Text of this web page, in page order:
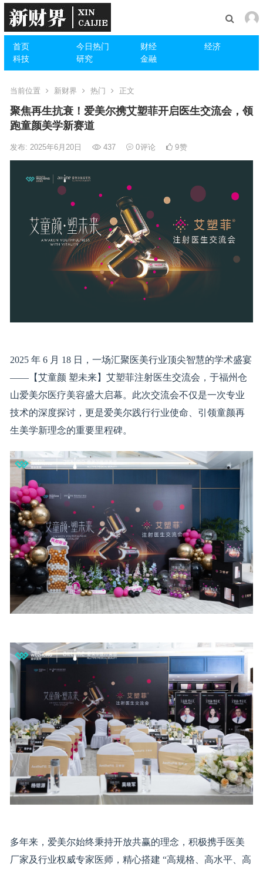
首页 今日热门 财经
经济
科技
研究 金融
当前位置 新财界 热门 正文
聚焦再生抗衰！爱美尔携艾塑菲开启医生交流会，领
跑童颜美学新赛道
发布: 2025年6月20日 437 0评论 9赞
2025 年 6 月 18 日，一场汇聚医美行业顶尖智慧的学术盛宴
——【艾童颜 塑未来】艾塑菲注射医生交流会，于福州仓
山爱美尔医疗美容盛大启幕。此次交流会不仅是一次专业
技术的深度探讨，更是爱美尔践行行业使命、引领童颜再
生美学新理念的重要里程碑。
多年来，爱美尔始终秉持开放共赢的理念，积极携手医美
厂家及行业权威专家医师，精心搭建 “高规格、高水平、高